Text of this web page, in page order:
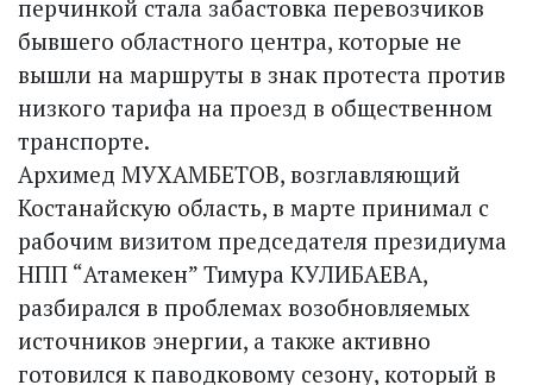
перчинкой стала забастовка перевозчиков
бывшего областного центра, которые не
вышли на маршруты в знак протеста против
низкого тарифа на проезд в общественном
транспорте.
Архимед МУХАМБЕТОВ, возглавляющий
Костанайскую область, в марте принимал с
рабочим визитом председателя президиума
НПП “Атамекен” Тимура КУЛИБАЕВА,
разбирался в проблемах возобновляемых
источников энергии, а также активно
готовился к паводковому сезону, который в